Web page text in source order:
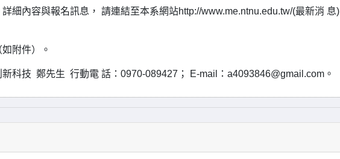
細內容與報名訊息， 請連結至本系網站http://www.me.ntnu.edu.tw/(最新消 息)
附件）。
科技 鄭先生 行動電 話：0970-089427； E-mail：a4093846@gmail.com。